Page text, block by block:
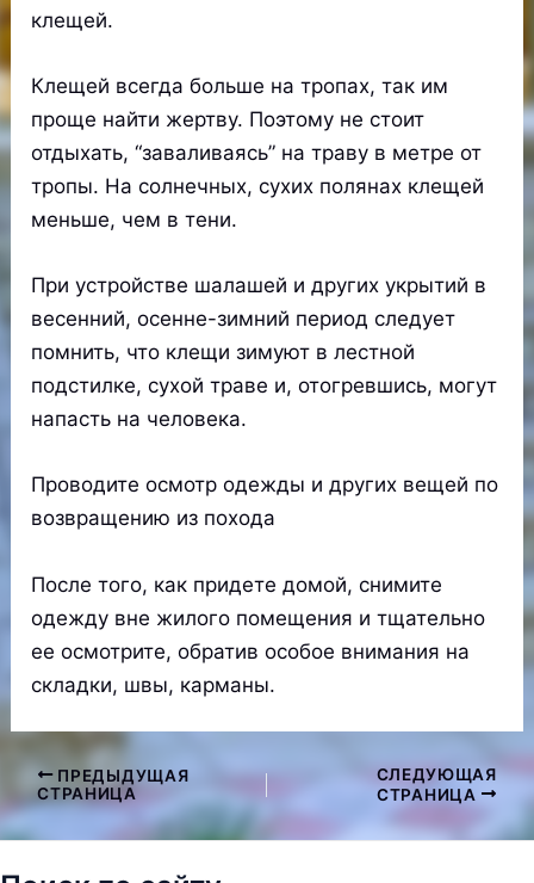
клещей.
Клещей всегда больше на тропах, так им
проще найти жертву. Поэтому не стоит
отдыхать, “заваливаясь” на траву в метре от
тропы. На солнечных, сухих полянах клещей
меньше, чем в тени.
При устройстве шалашей и других укрытий в
весенний, осенне-зимний период следует
помнить, что клещи зимуют в лестной
подстилке, сухой траве и, отогревшись, могут
напасть на человека.
Проводите осмотр одежды и других вещей по
возвращению из похода
После того, как придете домой, снимите
одежду вне жилого помещения и тщательно
ее осмотрите, обратив особое внимания на
складки, швы, карманы.
Навигация
по
записям
ПРЕДЫДУЩАЯ
СТРАНИЦА
СЛЕДУЮЩАЯ
СТРАНИЦА